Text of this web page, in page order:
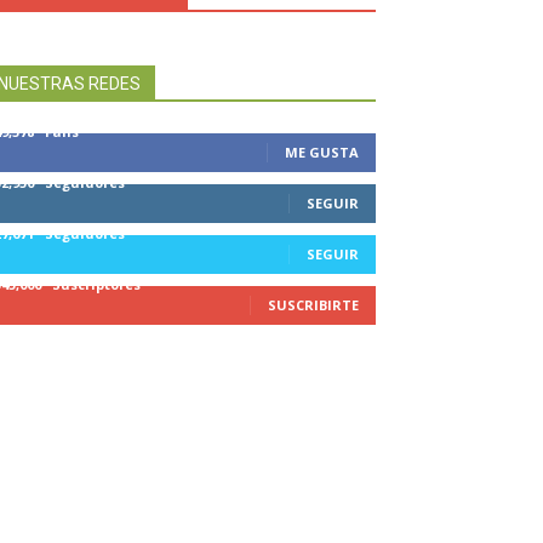
REDES
Fans
ME GUSTA
Seguidores
SEGUIR
Seguidores
SEGUIR
Suscriptores
SUSCRIBIRTE